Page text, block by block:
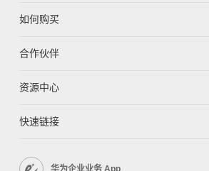
如何购买
合作伙伴
资源中心
快速链接
华为企业业务 App